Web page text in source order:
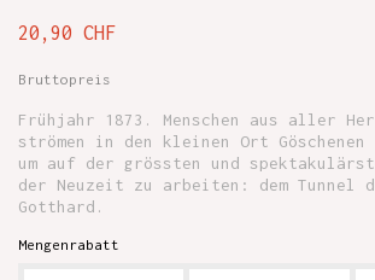
20,90 CHF
Bruttopreis
Frühjahr 1873. Menschen aus aller
strömen in den kleinen Ort
um auf der grössten und
der Neuzeit zu arbeiten: dem Tunnel
Gotthard.
Mengenrabatt